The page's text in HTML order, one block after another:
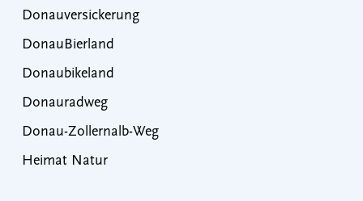
Donauversickerung
DonauBierland
Donaubikeland
Donauradweg
Donau-Zollernalb-Weg
Heimat Natur